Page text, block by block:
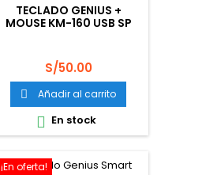
TECLADO GENIUS +
MOUSE KM-160 USB SP
Precio
S/50.00
 Añadir al carrito
 En stock
¡En oferta!